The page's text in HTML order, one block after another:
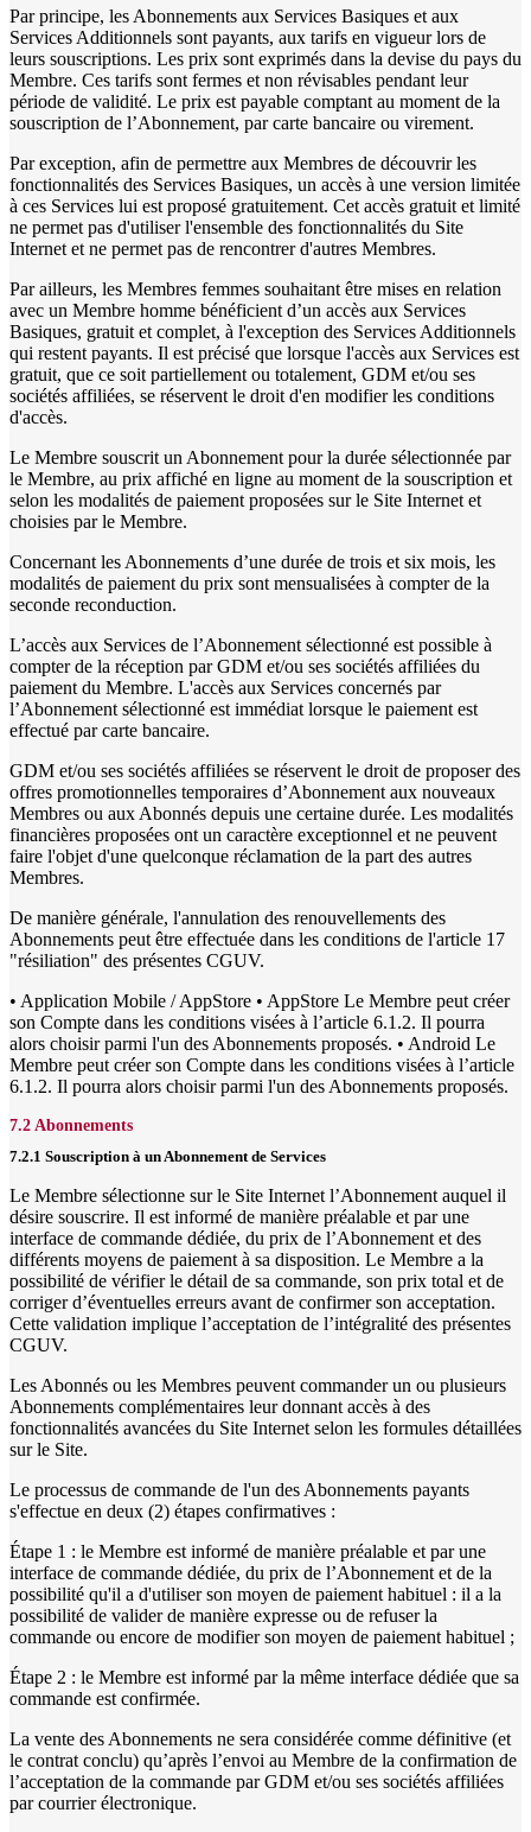
Par principe, les Abonnements aux Services Basiques et aux
Services Additionnels sont payants, aux tarifs en vigueur lors de
leurs souscriptions. Les prix sont exprimés dans la devise du pays du
Membre. Ces tarifs sont fermes et non révisables pendant leur
période de validité. Le prix est payable comptant au moment de la
souscription de l’Abonnement, par carte bancaire ou virement.
Par exception, afin de permettre aux Membres de découvrir les
fonctionnalités des Services Basiques, un accès à une version limitée
à ces Services lui est proposé gratuitement. Cet accès gratuit et limité
ne permet pas d'utiliser l'ensemble des fonctionnalités du Site
Internet et ne permet pas de rencontrer d'autres Membres.
Par ailleurs, les Membres femmes souhaitant être mises en relation
avec un Membre homme bénéficient d’un accès aux Services
Basiques, gratuit et complet, à l'exception des Services Additionnels
qui restent payants. Il est précisé que lorsque l'accès aux Services est
gratuit, que ce soit partiellement ou totalement, GDM et/ou ses
sociétés affiliées, se réservent le droit d'en modifier les conditions
d'accès.
Le Membre souscrit un Abonnement pour la durée sélectionnée par
le Membre, au prix affiché en ligne au moment de la souscription et
selon les modalités de paiement proposées sur le Site Internet et
choisies par le Membre.
Concernant les Abonnements d’une durée de trois et six mois, les
modalités de paiement du prix sont mensualisées à compter de la
seconde reconduction.
L’accès aux Services de l’Abonnement sélectionné est possible à
compter de la réception par GDM et/ou ses sociétés affiliées du
paiement du Membre. L'accès aux Services concernés par
l’Abonnement sélectionné est immédiat lorsque le paiement est
effectué par carte bancaire.
GDM et/ou ses sociétés affiliées se réservent le droit de proposer des
offres promotionnelles temporaires d’Abonnement aux nouveaux
Membres ou aux Abonnés depuis une certaine durée. Les modalités
financières proposées ont un caractère exceptionnel et ne peuvent
faire l'objet d'une quelconque réclamation de la part des autres
Membres.
De manière générale, l'annulation des renouvellements des
Abonnements peut être effectuée dans les conditions de l'article 17
"résiliation" des présentes CGUV.
• Application Mobile / AppStore • AppStore Le Membre peut créer
son Compte dans les conditions visées à l’article 6.1.2. Il pourra
alors choisir parmi l'un des Abonnements proposés. • Android Le
Membre peut créer son Compte dans les conditions visées à l’article
6.1.2. Il pourra alors choisir parmi l'un des Abonnements proposés.
7.2 Abonnements
7.2.1 Souscription à un Abonnement de Services
Le Membre sélectionne sur le Site Internet l’Abonnement auquel il
désire souscrire. Il est informé de manière préalable et par une
interface de commande dédiée, du prix de l’Abonnement et des
différents moyens de paiement à sa disposition. Le Membre a la
possibilité de vérifier le détail de sa commande, son prix total et de
corriger d’éventuelles erreurs avant de confirmer son acceptation.
Cette validation implique l’acceptation de l’intégralité des présentes
CGUV.
Les Abonnés ou les Membres peuvent commander un ou plusieurs
Abonnements complémentaires leur donnant accès à des
fonctionnalités avancées du Site Internet selon les formules détaillées
sur le Site.
Le processus de commande de l'un des Abonnements payants
s'effectue en deux (2) étapes confirmatives :
Étape 1 : le Membre est informé de manière préalable et par une
interface de commande dédiée, du prix de l’Abonnement et de la
possibilité qu'il a d'utiliser son moyen de paiement habituel : il a la
possibilité de valider de manière expresse ou de refuser la
commande ou encore de modifier son moyen de paiement habituel ;
Étape 2 : le Membre est informé par la même interface dédiée que sa
commande est confirmée.
La vente des Abonnements ne sera considérée comme définitive (et
le contrat conclu) qu’après l’envoi au Membre de la confirmation de
l’acceptation de la commande par GDM et/ou ses sociétés affiliées
par courrier électronique.